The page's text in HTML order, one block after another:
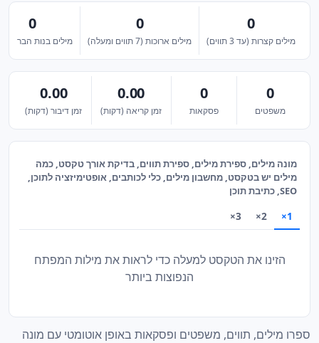
0
מילים קצרות (עד 3 תווים)
0
מילים ארוכות (7 תווים ומעלה)
0
מילים בנות הברה
0
משפטים
0
פסקאות
0.00
זמן קריאה (דקות)
0.00
זמן דיבור (דקות)
מונה מילים, ספירת מילים, ספירת תווים, בדיקת אורך טקסט, כמה
מילים יש בטקסט, מחשבון מילים, כלי לכותבים, אופטימיזציה לתוכן,
SEO, כתיבת תוכן
1×
2×
3×
הזינו את הטקסט למעלה כדי לראות את מילות המפתח
הנפוצות ביותר
ספרו מילים, תווים, משפטים ופסקאות באופן אוטומטי עם מונה